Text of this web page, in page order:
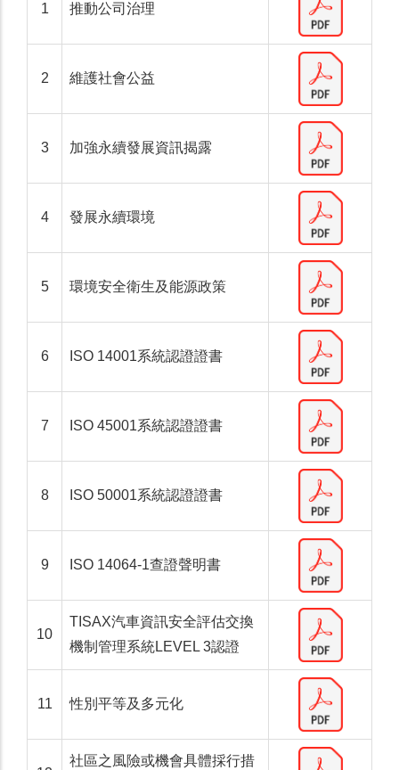
1 推動公司治理
2 維護社會公益
3 加強永續發展資訊揭露
4 發展永續環境
5 環境安全衛生及能源政策
6 ISO 14001系統認證證書
7 ISO 45001系統認證證書
8 ISO 50001系統認證證書
9 ISO 14064-1查證聲明書
10
TISAX汽車資訊安全評估交換
機制管理系統LEVEL 3認證
11 性別平等及多元化
社區之風險或機會具體採行措